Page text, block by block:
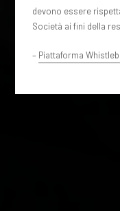
devono essere
Società ai fini della
– Piattaforma